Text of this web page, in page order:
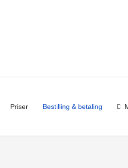
Priser Bestilling & betaling